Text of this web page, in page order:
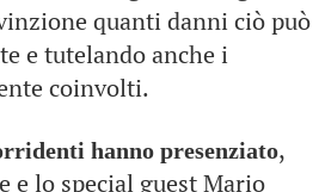
quanti danni ciò può
e tutelando anche i
coinvolti.
hanno presenziato,
e lo special guest Mario